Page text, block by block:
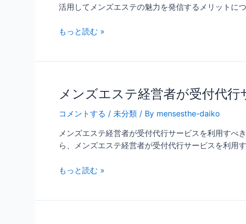
活用してメンズエステの魅力を発信するメリットに
もっと読む »
メンズエステ経営者が受付代
コメントする / 未分類 / By mensesthe-daiko
メンズエステ経営者が受付代行サービスを利用すべ
ら、メンズエステ経営者が受付代行サービスを利用
もっと読む »